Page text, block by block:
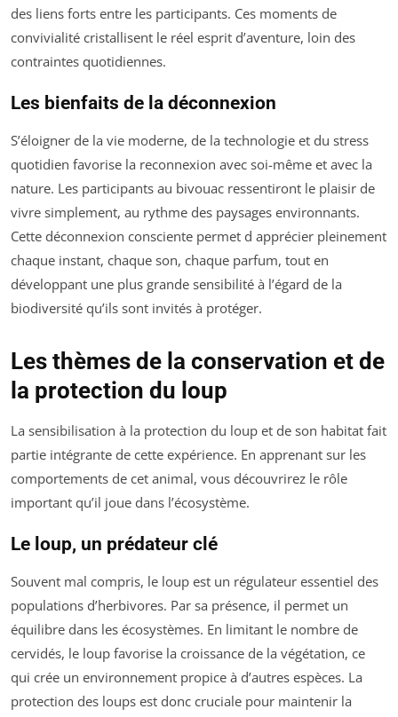
des liens forts entre les participants. Ces moments de
convivialité cristallisent le réel esprit d’aventure, loin des
contraintes quotidiennes.
Les bienfaits de la déconnexion
S’éloigner de la vie moderne, de la technologie et du stress
quotidien favorise la reconnexion avec soi-même et avec la
nature. Les participants au bivouac ressentiront le plaisir de
vivre simplement, au rythme des paysages environnants.
Cette déconnexion consciente permet d apprécier pleinement
chaque instant, chaque son, chaque parfum, tout en
développant une plus grande sensibilité à l’égard de la
biodiversité qu’ils sont invités à protéger.
Les thèmes de la conservation et de
la protection du loup
La sensibilisation à la protection du loup et de son habitat fait
partie intégrante de cette expérience. En apprenant sur les
comportements de cet animal, vous découvrirez le rôle
important qu’il joue dans l’écosystème.
Le loup, un prédateur clé
Souvent mal compris, le loup est un régulateur essentiel des
populations d’herbivores. Par sa présence, il permet un
équilibre dans les écosystèmes. En limitant le nombre de
cervidés, le loup favorise la croissance de la végétation, ce
qui crée un environnement propice à d’autres espèces. La
protection des loups est donc cruciale pour maintenir la